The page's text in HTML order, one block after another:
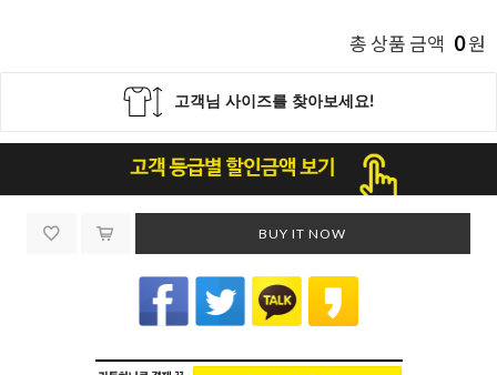
총 상품 금액 0원
BUY IT NOW